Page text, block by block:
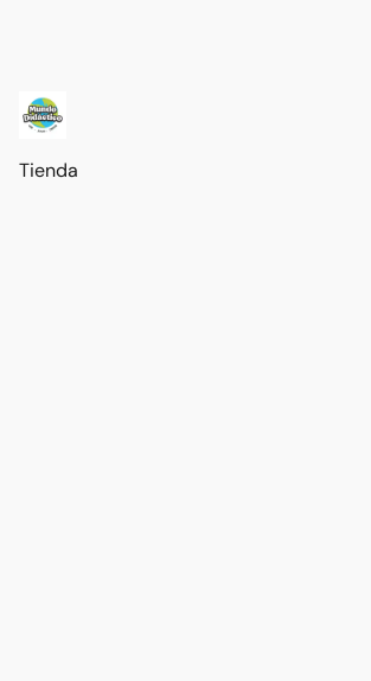
Tienda